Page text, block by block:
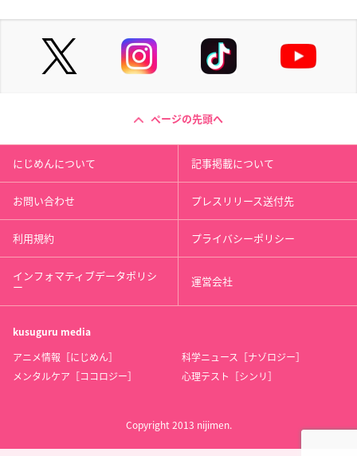
ページの先頭へ
にじめんについて 記事掲載について
お問い合わせ プレスリリース送付先
利用規約 プライバシーポリシー
インフォマティブデータポリシ
ー 運営会社
kusuguru media
アニメ情報［にじめん］
科学ニュース［ナゾロジー］
メンタルケア［ココロジー］
心理テスト［シンリ］
Copyright 2013 nijimen.